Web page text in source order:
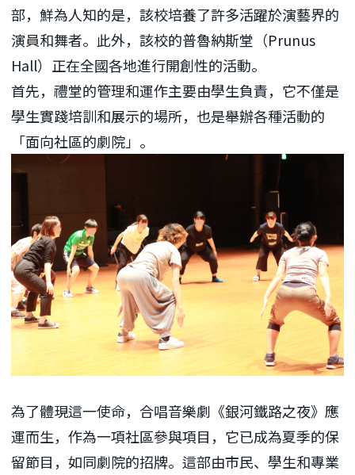
部，鮮為人知的是，該校培養了許多活躍於演藝界的
演員和舞者。此外，該校的普魯納斯堂（Prunus
Hall）正在全國各地進行開創性的活動。
首先，禮堂的管理和運作主要由學生負責，它不僅是
學生實踐培訓和展示的場所，也是舉辦各種活動的
「面向社區的劇院」。
為了體現這一使命，合唱音樂劇《銀河鐵路之夜》應
運而生，作為一項社區參與項目，它已成為夏季的保
留節目，如同劇院的招牌。這部由市民、學生和專業